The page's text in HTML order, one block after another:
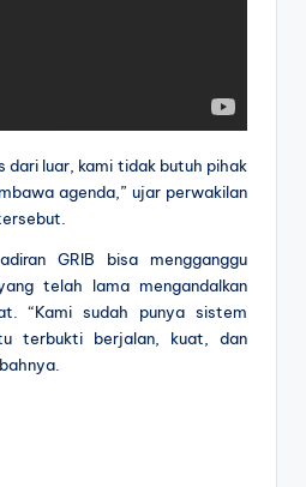
dari luar, kami tidak butuh pihak
agenda,” ujar perwakilan
GRIB bisa mengganggu
telah lama mengandalkan
“Kami sudah punya sistem
terbukti berjalan, kuat, dan